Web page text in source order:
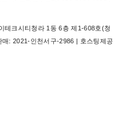
테크시티청라 1동 6층 제1-608호(청
매: 2021-인천서구-2986 | 호스팅제공